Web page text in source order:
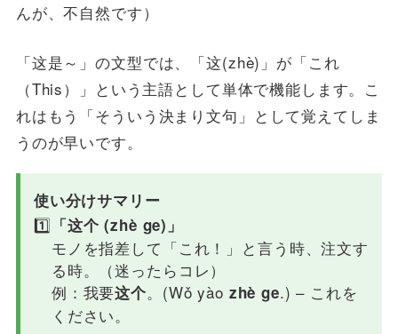
んが、不自然です）
「这是～」の文型では、「这(zhè)」が「これ
（This）」という主語として単体で機能します。こ
れはもう「そういう決まり文句」として覚えてしま
うのが早いです。
使い分けサマリー
「这个 (zhè ge)」
モノを指差して「これ！」と言う時、注文す
る時。（迷ったらコレ）
例：我要这个。(Wǒ yào zhè ge.) – これを
ください。